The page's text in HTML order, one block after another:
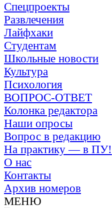
Спецпроекты
Развлечения
Лайфхаки
Студентам
Школьные новости
Культура
Психология
ВОПРОС-ОТВЕТ
Колонка редактора
Наши опросы
Вопрос в редакцию
На практику — в ПУ!
О нас
Контакты
Архив номеров
МЕНЮ